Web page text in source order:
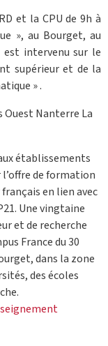
et la CPU de 9h à
», au Bourget, au
est intervenu sur le
supérieur et de la
» .
Ouest Nanterre La
établissements
de formation
en lien avec
Une vingtaine
et de recherche
France du 30
dans la zone
des écoles